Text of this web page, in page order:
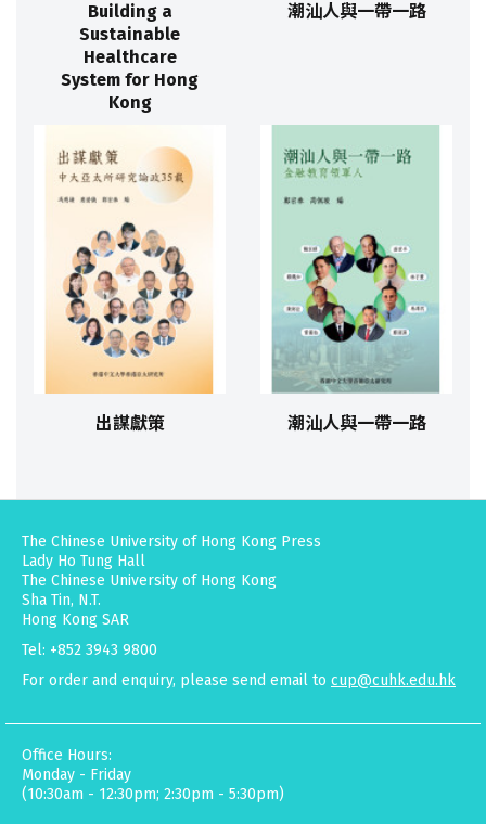
Building a
Sustainable
Healthcare
System for Hong
Kong
潮汕人與一帶一路
出謀獻策 潮汕人與一帶一路
The Chinese University of Hong Kong Press
Lady Ho Tung Hall
The Chinese University of Hong Kong
Sha Tin, N.T.
Hong Kong SAR
Tel: +852 3943 9800
For order and enquiry, please send email to cup@cuhk.edu.hk
Office Hours:
Monday - Friday
(10:30am - 12:30pm; 2:30pm - 5:30pm)